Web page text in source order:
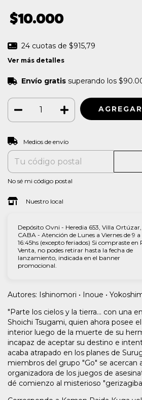
$10.000
24 cuotas de $915,79
Ver más detalles
Envío gratis superando los
Entregas para el CP:
Medios de envío
No sé mi código postal
Nuestro local
Depósito Ovni - Heredia 653, Villa Ortúzar,
CABA - Atención de Lunes a Viernes de 9 a
16:45hs (excepto feriados) Si compraste en
Venta, no podes retirar hasta la fecha de
lanzamiento, indicada en el banner
promocional.
Autores: Ishinomori • Inoue •
"Parte los cielos y la tierra... con una
Shoichi Tsugami, quien ahora posee
interior luego de la muerte de su
incapaz de aceptar su destino e
acaba atrapado en los planes de
miembros del grupo "Go" se acercan
organizadora de los juegos de
dé comienzo al misterioso